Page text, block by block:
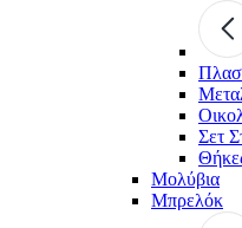
Σετ
Μολύβια
Μπρελόκ